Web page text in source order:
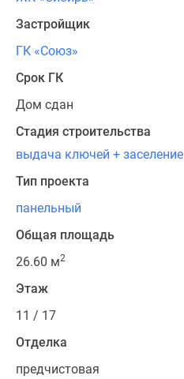
Застройщик
ГК «Союз»
Срок ГК
Дом сдан
Стадия строительства
выдача ключей + заселение
Тип проекта
панельный
Общая площадь
26.60 м2
Этаж
11 / 17
Отделка
предчистовая